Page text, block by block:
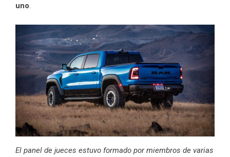
uno
El panel de jueces estuvo formado por miembros de varias